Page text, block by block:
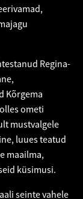
Regina-
Kõrgema
ometi
mustvalgele
luues teatud
maailma,
küsimusi.
seinte vahele